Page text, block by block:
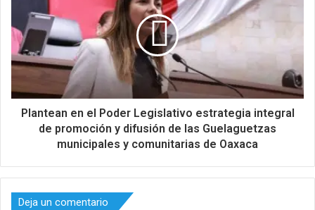
Plantean en el Poder Legislativo estrategia integral
de promoción y difusión de las Guelaguetzas
municipales y comunitarias de Oaxaca
Deja un comentario